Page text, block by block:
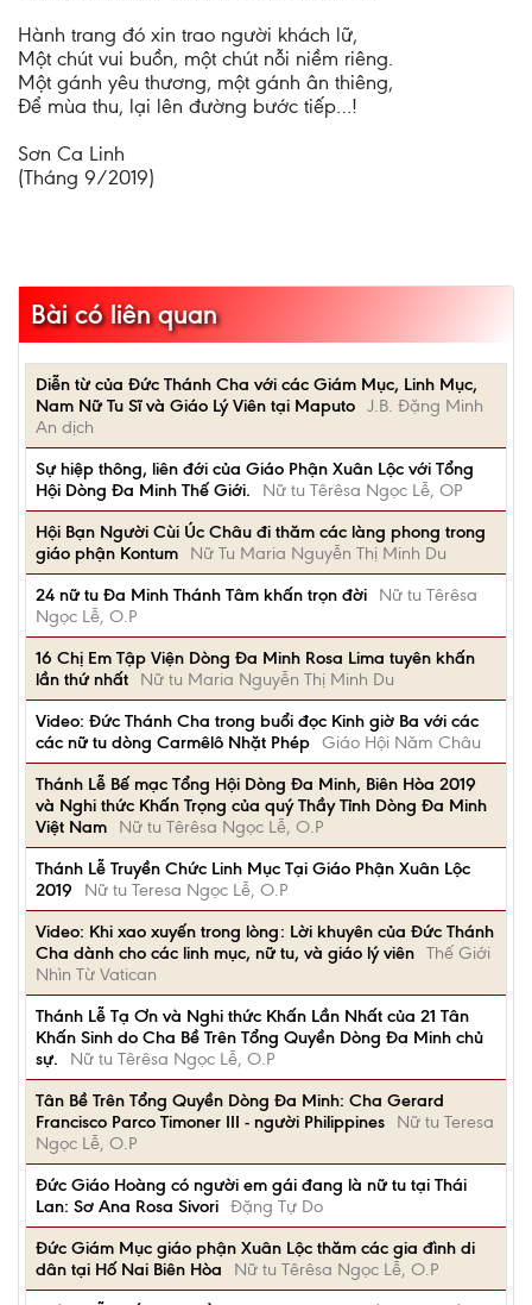
Hành trang đó xin trao người khách lữ,
Một chút vui buồn, một chút nỗi niềm riêng.
Một gánh yêu thương, một gánh ân thiêng,
Để mùa thu, lại lên đường bước tiếp…!
Sơn Ca Linh
(Tháng 9/2019)
Bài có liên quan
Diễn từ của Đức Thánh Cha với các Giám Mục, Linh Mục,
Nam Nữ Tu Sĩ và Giáo Lý Viên tại Maputo J.B. Đặng Minh
An dịch
Sự hiệp thông, liên đới của Giáo Phận Xuân Lộc với Tổng
Hội Dòng Đa Minh Thế Giới.
Nữ tu Têrêsa Ngọc Lễ, OP
Hội Bạn Người Cùi Úc Châu đi thăm các làng phong trong
giáo phận Kontum
Nữ Tu Maria Nguyễn Thị Minh Du
24 nữ tu Đa Minh Thánh Tâm khấn trọn đời
Nữ tu Têrêsa
Ngọc Lễ, O.P
16 Chị Em Tập Viện Dòng Đa Minh Rosa Lima tuyên khấn
lần thứ nhất
Nữ tu Maria Nguyễn Thị Minh Du
Video: Đức Thánh Cha trong buổi đọc Kinh giờ Ba với các
các nữ tu dòng Carmêlô Nhặt Phép Giáo Hội Năm Châu
Thánh Lễ Bế mạc Tổng Hội Dòng Đa Minh, Biên Hòa 2019
và Nghi thức Khấn Trọng của quý Thầy Tỉnh Dòng Đa Minh
Việt Nam
Nữ tu Têrêsa Ngọc Lễ, O.P
Thánh Lễ Truyền Chức Linh Mục Tại Giáo Phận Xuân Lộc
2019
Nữ tu Teresa Ngọc Lễ, O.P
Video: Khi xao xuyến trong lòng: Lời khuyên của Đức Thánh
Cha dành cho các linh mục, nữ tu, và giáo lý viên Thế Giới
Nhìn Từ Vatican
Thánh Lễ Tạ Ơn và Nghi thức Khấn Lần Nhất của 21 Tân
Khấn Sinh do Cha Bề Trên Tổng Quyền Dòng Đa Minh chủ
sự.
Nữ tu Têrêsa Ngọc Lễ, O.P
Tân Bề Trên Tổng Quyền Dòng Đa Minh: Cha Gerard
Francisco Parco Timoner III - người Philippines
Nữ tu Teresa
Ngọc Lễ, O.P
Đức Giáo Hoàng có người em gái đang là nữ tu tại Thái
Lan: Sơ Ana Rosa Sivori Đặng Tự Do
Đức Giám Mục giáo phận Xuân Lộc thăm các gia đình di
dân tại Hố Nai Biên Hòa
Nữ tu Têrêsa Ngọc Lễ, O.P